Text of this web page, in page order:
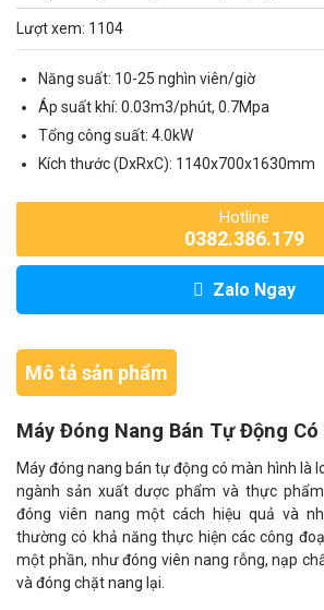
Lượt xem: 1104
Năng suất: 10-25 nghìn viên/giờ
Áp suất khí: 0.03m3/phút, 0.7Mpa
Tổng công suất: 4.0kW
Kích thước (DxRxC): 1140x700x1630mm
Hotline
0382.386.179
Zalo Ngay
Mô tả sản phẩm
Máy Đóng Nang Bán Tự Động
Máy đóng nang bán tự động có màn hình là
ngành sản xuất dược phẩm và thực
đóng viên nang một cách hiệu quả và
thường có khả năng thực hiện các công
một phần, như đóng viên nang rỗng, nạp
và đóng chặt nang lại.